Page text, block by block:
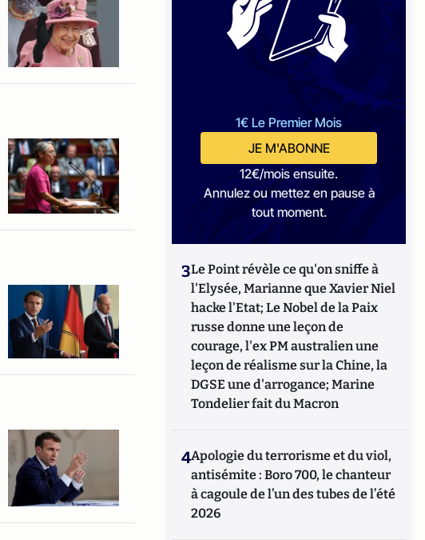
1€ Le Premier Mois
JE M'ABONNE
12€/mois ensuite.
Annulez ou mettez en pause à
tout moment.
3Le Point révèle ce qu'on sniffe à
l'Elysée, Marianne que Xavier Niel
hacke l'Etat; Le Nobel de la Paix
russe donne une leçon de
courage, l'ex PM australien une
leçon de réalisme sur la Chine, la
DGSE une d'arrogance; Marine
Tondelier fait du Macron
4Apologie du terrorisme et du viol,
antisémite : Boro 700, le chanteur
à cagoule de l’un des tubes de l’été
2026